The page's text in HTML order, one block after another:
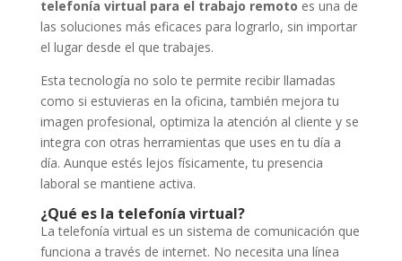
telefonía virtual para el trabajo remoto es una de
las soluciones más eficaces para lograrlo, sin importar
el lugar desde el que trabajes.
Esta tecnología no solo te permite recibir llamadas
como si estuvieras en la oficina, también mejora tu
imagen profesional, optimiza la atención al cliente y se
integra con otras herramientas que uses en tu día a
día. Aunque estés lejos físicamente, tu presencia
laboral se mantiene activa.
¿Qué es la telefonía virtual?
La telefonía virtual es un sistema de comunicación que
funciona a través de internet. No necesita una línea